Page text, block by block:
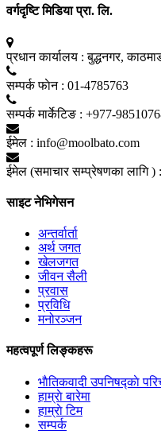
वर्गदृष्टि मिडिया प्रा. लि.
प्रधान कार्यालय : बुद्धनगर,
सम्पर्क फाेन : 01-4785763
सम्पर्क मार्केटिङ : +977-
ईमेल : info@moolbato.com
ईमेल (समाचार सम्प्रेषणका लागि ) :
साइट नेभिगेसन
अन्तर्वार्ता
अर्थ जगत
खेलजगत
जीवन सैली
प्रवास
प्रविधि
मनोरञ्जन
महत्वपूर्ण लिङ्कहरू
भाैतिकवादी उपनिषद्काे
हाम्राे बारेमा
हाम्राे टिम
सम्पर्क